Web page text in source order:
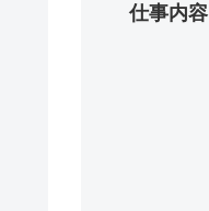
仕事内容